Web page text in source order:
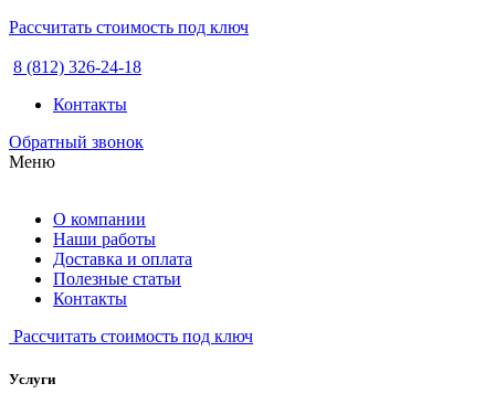
Рассчитать стоимость под ключ
8 (812) 326-24-18
Контакты
Обратный звонок
Меню
О компании
Наши работы
Доставка и оплата
Полезные статьи
Контакты
Рассчитать стоимость под ключ
Услуги